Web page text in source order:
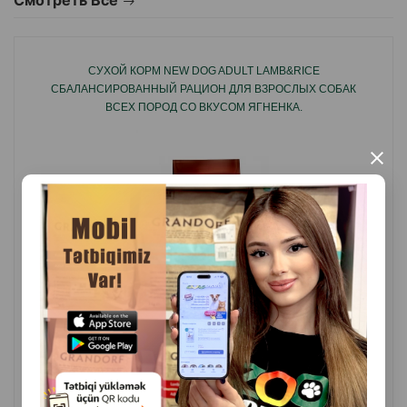
×
СУХОЙ КОРМ NEW DOG ADULT LAMB&RICE
СБАЛАНСИРОВАННЫЙ РАЦИОН ДЛЯ ВЗРОСЛЫХ СОБАК
ВСЕХ ПОРОД СО ВКУСОМ ЯГНЕНКА.
( Отзывы)
Масса Цена
Купить
Кг (на развес)
4.4
4.50